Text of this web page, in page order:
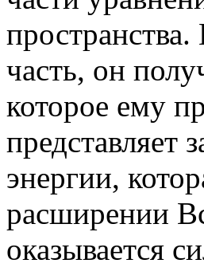
часть, он
которое ему
представляет
энергии,
расширении
оказывается